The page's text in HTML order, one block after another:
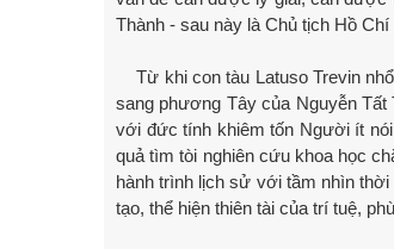
Thành - sau này là Chủ tịch Hồ
Từ khi con tàu Latuso Trevin
sang phương Tây của Nguyễn
với đức tính khiêm tốn Người ít
quả tìm tòi nghiên cứu khoa học
hành trình lịch sử với tầm nhìn
tạo, thể hiện thiên tài của trí tuệ,